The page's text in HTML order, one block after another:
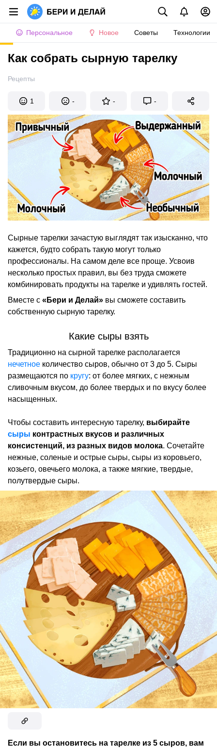
Персональное Новое Советы Технологии
Как собрать сырную тарелку
Рецепты
1 - - -
Сырные тарелки зачастую выглядят так изысканно, что
кажется, будто собрать такую могут только
профессионалы. На самом деле все проще. Усвоив
несколько простых правил, вы без труда сможете
комбинировать продукты на тарелке и удивлять гостей.
Вместе с «Бери и Делай» вы сможете составить
собственную сырную тарелку.
Какие сыры взять
Традиционно на сырной тарелке располагается
нечетное количество сыров, обычно от 3 до 5. Сыры
размещаются по кругу: от более мягких, с нежным
сливочным вкусом, до более твердых и по вкусу более
насыщенных.
Чтобы составить интересную тарелку, выбирайте
сыры контрастных вкусов и различных
консистенций, из разных видов молока. Сочетайте
нежные, соленые и острые сыры, сыры из коровьего,
козьего, овечьего молока, а также мягкие, твердые,
полутвердые сыры.
Если вы остановитесь на тарелке из 5 сыров, вам